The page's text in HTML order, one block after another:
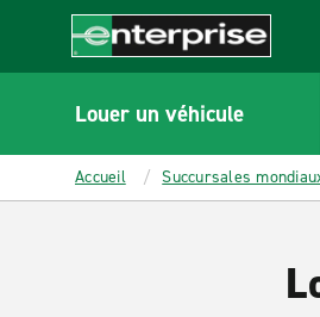
CONTENT
Enterprise
Louer un véhicule
Accueil Succursales